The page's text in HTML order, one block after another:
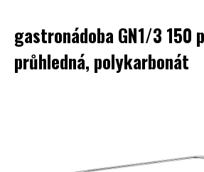
gastronádoba GN1/3 150
průhledná, polykarbonát